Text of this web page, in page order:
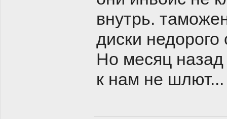
внутрь.
диски недорого
Но месяц назад
к нам не шлют...